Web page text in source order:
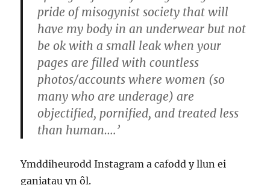
pride of misogynist society that will
have my body in an underwear but not
be ok with a small leak when your
pages are filled with countless
photos/accounts where women (so
many who are underage) are
objectified, pornified, and treated less
than human….’
Ymddiheurodd Instagram a cafodd y llun ei
ganiatau yn ôl.